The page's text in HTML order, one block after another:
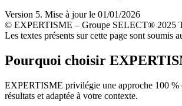
Version 5. Mise à jour le 01/01/2026
© EXPERTISME – Groupe SELECT® 2025
Les textes présents sur cette page sont soumis
Pourquoi choisir
EXPERTISME privilégie une approche 100 %
résultats et adaptée à votre contexte.